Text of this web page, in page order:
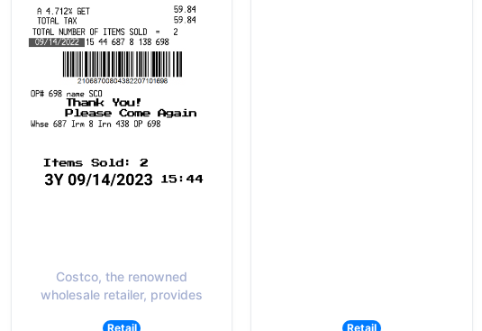
Costco, the renowned
wholesale retailer, provides
Retail Retail